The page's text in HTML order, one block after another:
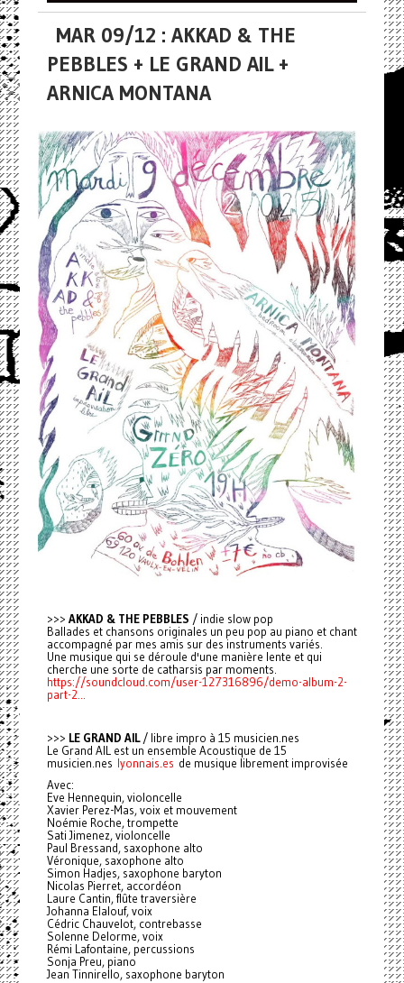
MAR 09/12 : AKKAD & THE
PEBBLES + LE GRAND AIL +
ARNICA MONTANA
>>> AKKAD & THE PEBBLES / indie slow pop
Ballades et chansons originales un peu pop au piano et chant
accompagné par mes amis sur des instruments variés.
Une musique qui se déroule d'une manière lente et qui
cherche une sorte de catharsis par moments.
https://soundcloud.com/user-127316896/demo-album-2-
part-2...
>>> LE GRAND AIL/ libre impro à 15 musicien.nes
Le Grand AIL est un ensemble Acoustique de 15
musicien.nes lyonnais.es de musique librement improvisée
Avec:
Eve Hennequin, violoncelle
Xavier Perez-Mas, voix et mouvement
Noémie Roche, trompette
Sati Jimenez, violoncelle
Paul Bressand, saxophone alto
Véronique, saxophone alto
Simon Hadjes, saxophone baryton
Nicolas Pierret, accordéon
Laure Cantin, flûte traversière
Johanna Elalouf, voix
Cédric Chauvelot, contrebasse
Solenne Delorme, voix
Rémi Lafontaine, percussions
Sonja Preu, piano
Jean Tinnirello, saxophone baryton